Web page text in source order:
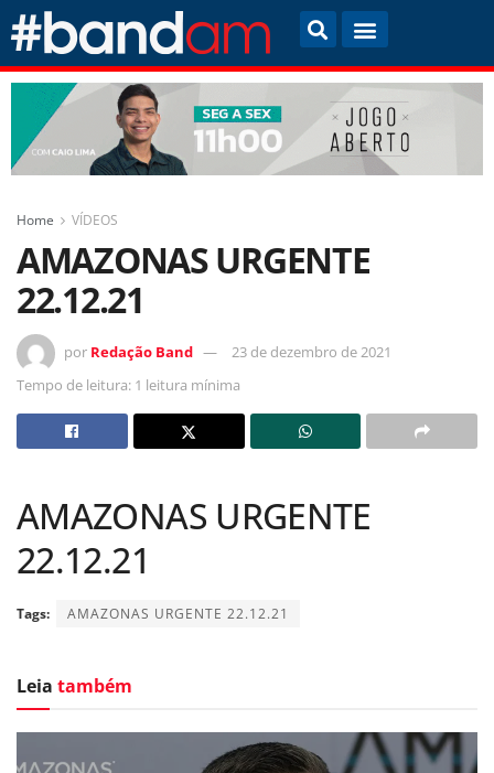
Home VÍDEOS
AMAZONAS URGENTE
22.12.21
por Redação Band
23 de dezembro de 2021
Tempo de leitura: 1 leitura mínima
AMAZONAS URGENTE
22.12.21
Tags: AMAZONAS URGENTE 22.12.21
Leia também